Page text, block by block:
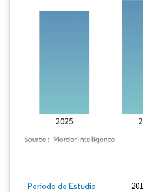
Período de Estudio